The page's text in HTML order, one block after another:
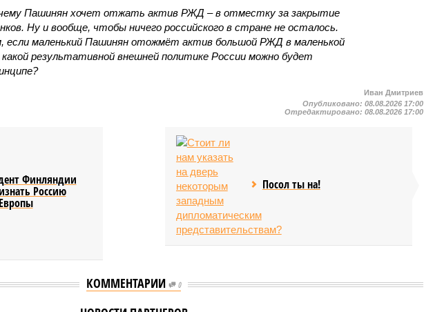
Пашинян хочет отжать актив РЖД – в отместку за закрытие
Ну и вообще, чтобы ничего российского в стране не осталось.
маленький Пашинян отожмёт актив большой РЖД в маленькой
результативной внешней политике России можно будет
Иван Дмитриев
Опубликовано:08.08.2026 17:00
Отредактировано:08.08.2026 17:00
Финляндии
Россию Посол ты на!
КОММЕНТАРИИ 0